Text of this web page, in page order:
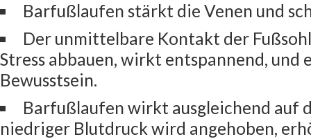
Barfußlaufen stärkt die Venen und
Der unmittelbare Kontakt der
Stress abbauen, wirkt entspannend, und
Bewusstsein.
Barfußlaufen wirkt ausgleichend auf
niedriger Blutdruck wird angehoben,